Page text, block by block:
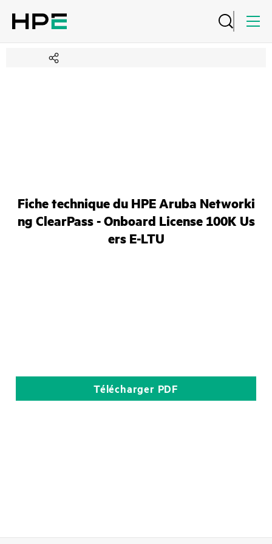
Fiche technique du HPE Aruba Networki
ng ClearPass - Onboard License 100K Us
ers E-LTU
Télécharger PDF